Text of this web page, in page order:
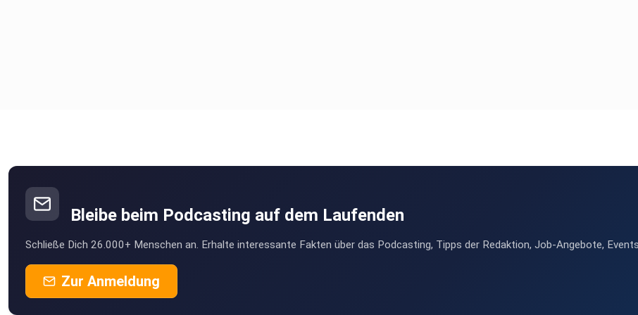
Bleibe beim Podcasting auf dem Laufenden
Schließe Dich 26.000+ Menschen an. Erhalte interessante Fakten über das Podcasting, Tipps der Redaktion, Job-Angebote,
Zur Anmeldung